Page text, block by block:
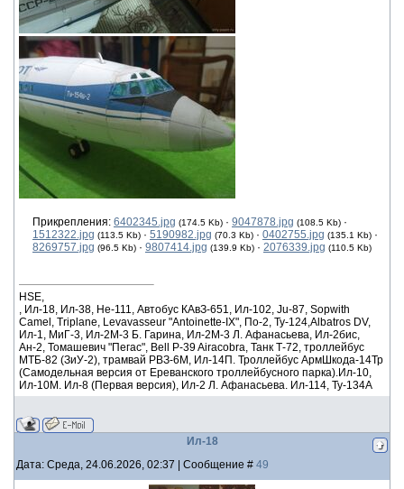
Прикрепления: 6402345.jpg (174.5 Kb) · 9047878.jpg (108.5 Kb) ·
1512322.jpg (113.5 Kb) · 5190982.jpg (70.3 Kb) · 0402755.jpg (135.1 Kb) ·
8269757.jpg (96.5 Kb) · 9807414.jpg (139.9 Kb) · 2076339.jpg (110.5 Kb)
HSE,
, Ил-18, Ил-38, He-111, Автобус КАвЗ-651, Ил-102, Ju-87, Sopwith
Camel, Triplane, Levavasseur "Antoinette-IX", По-2, Ту-124,Albatros DV,
Ил-1, МиГ-3, Ил-2М-3 Б. Гарина, Ил-2М-3 Л. Афанасьева, Ил-2бис,
Ан-2, Томашевич "Пегас", Bell P-39 Airacobra, Танк Т-72, троллейбус
МТБ-82 (ЗиУ-2), трамвай РВЗ-6М, Ил-14П. Троллейбус АрмШкода-14Тр
(Самодельная версия от Ереванского троллейбусного парка).Ил-10,
Ил-10М. Ил-8 (Первая версия), Ил-2 Л. Афанасьева. Ил-114, Ту-134А
Ил-18
Дата: Среда, 24.06.2026, 02:37 | Сообщение # 49